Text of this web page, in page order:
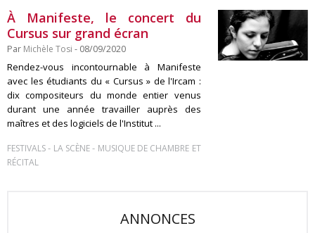
À Manifeste, le concert du
Cursus sur grand écran
Par Michèle Tosi - 08/09/2020
Rendez-vous incontournable à Manifeste
avec les étudiants du « Cursus » de l'Ircam :
dix compositeurs du monde entier venus
durant une année travailler auprès des
maîtres et des logiciels de l'Institut ...
FESTIVALS- LA SCÈNE- MUSIQUE DE CHAMBRE ET
RÉCITAL
ANNONCES